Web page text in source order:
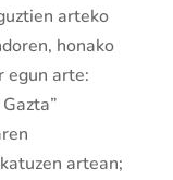
arteko
honako
egun arte:
artean;